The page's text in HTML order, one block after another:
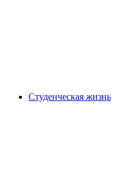
Студенческая жизнь